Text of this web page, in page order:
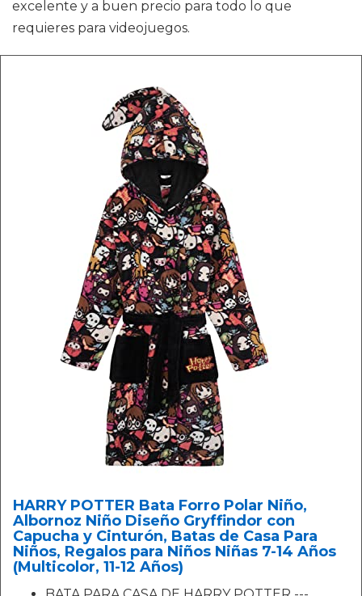
excelente y a buen precio para todo lo que
requieres para videojuegos.
HARRY POTTER Bata Forro Polar Niño,
Albornoz Niño Diseño Gryffindor con
Capucha y Cinturón, Batas de Casa Para
Niños, Regalos para Niños Niñas 7-14 Años
(Multicolor, 11-12 Años)